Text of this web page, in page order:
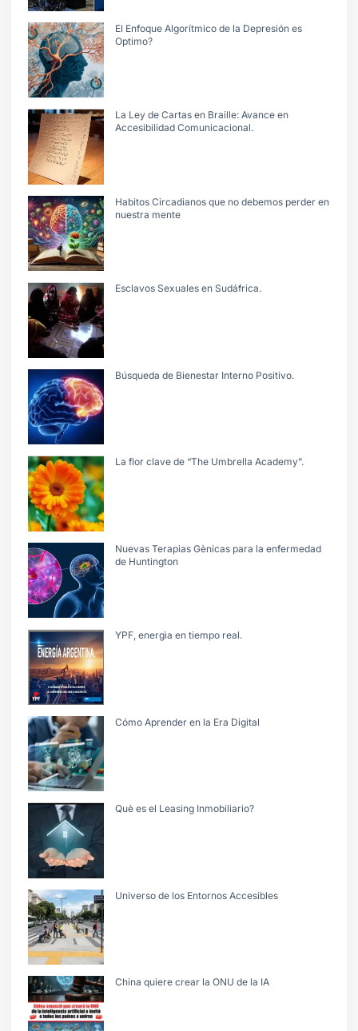
El Enfoque Algorítmico de la Depresión es
Optimo?
La Ley de Cartas en Braille: Avance en
Accesibilidad Comunicacional.
Habitos Circadianos que no debemos perder en
nuestra mente
Esclavos Sexuales en Sudáfrica.
Búsqueda de Bienestar Interno Positivo.
La flor clave de “The Umbrella Academy”.
Nuevas Terapias Gènicas para la enfermedad
de Huntington
YPF, energìa en tiempo real.
Cómo Aprender en la Era Digital
Què es el Leasing Inmobiliario?
Universo de los Entornos Accesibles
China quiere crear la ONU de la IA